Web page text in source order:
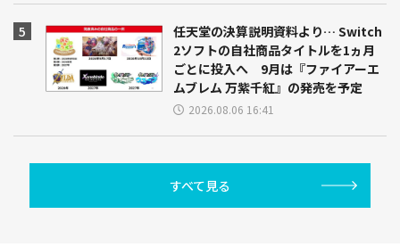
任天堂の決算説明資料より… Switch
2ソフトの自社商品タイトルを1ヵ月
ごとに投入へ 9月は『ファイアーエ
ムブレム 万紫千紅』の発売を予定
2026.08.06 16:41
すべて見る